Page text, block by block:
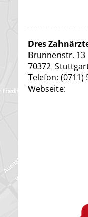
Dres
Brunnenstr. 13
70372
Telefon: (0711)
Webseite: